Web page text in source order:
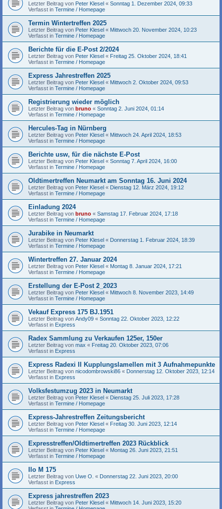
Letzter Beitrag von Peter Klesel « Sonntag 1. Dezember 2024, 09:33
Verfasst in Termine / Homepage
Termin Wintertreffen 2025
Letzter Beitrag von Peter Klesel « Mittwoch 20. November 2024, 10:23
Verfasst in Termine / Homepage
Berichte für die E-Post 2/2024
Letzter Beitrag von Peter Klesel « Freitag 25. Oktober 2024, 18:41
Verfasst in Termine / Homepage
Express Jahrestreffen 2025
Letzter Beitrag von Peter Klesel « Mittwoch 2. Oktober 2024, 09:53
Verfasst in Termine / Homepage
Registrierung wieder möglich
Letzter Beitrag von bruno « Sonntag 2. Juni 2024, 01:14
Verfasst in Termine / Homepage
Hercules-Tag in Nürnberg
Letzter Beitrag von Peter Klesel « Mittwoch 24. April 2024, 18:53
Verfasst in Termine / Homepage
Berichte usw, für die nächste E-Post
Letzter Beitrag von Peter Klesel « Sonntag 7. April 2024, 16:00
Verfasst in Termine / Homepage
Oldtimertreffen Neumarkt am Sonntag 16. Juni 2024
Letzter Beitrag von Peter Klesel « Dienstag 12. März 2024, 19:12
Verfasst in Termine / Homepage
Einladung 2024
Letzter Beitrag von bruno « Samstag 17. Februar 2024, 17:18
Verfasst in Termine / Homepage
Jurabike in Neumarkt
Letzter Beitrag von Peter Klesel « Donnerstag 1. Februar 2024, 18:39
Verfasst in Termine / Homepage
Wintertreffen 27. Januar 2024
Letzter Beitrag von Peter Klesel « Montag 8. Januar 2024, 17:21
Verfasst in Termine / Homepage
Erstellung der E-Post 2_2023
Letzter Beitrag von Peter Klesel « Mittwoch 8. November 2023, 14:49
Verfasst in Termine / Homepage
Vekauf Express 175 BJ.1951
Letzter Beitrag von Andy09 « Sonntag 22. Oktober 2023, 12:22
Verfasst in Express
Radex Sammlung zu Verkaufen 125er, 150er
Letzter Beitrag von max « Freitag 20. Oktober 2023, 07:06
Verfasst in Express
Express Radexi II Kupplungslamellen mit 3 Aufnahmepunkte
Letzter Beitrag von nicodombrowski86 « Donnerstag 12. Oktober 2023, 12:14
Verfasst in Express
Volksfestumzug 2023 in Neumarkt
Letzter Beitrag von Peter Klesel « Dienstag 25. Juli 2023, 17:28
Verfasst in Termine / Homepage
Express-Jahrestreffen Zeitungsbericht
Letzter Beitrag von Peter Klesel « Freitag 30. Juni 2023, 12:14
Verfasst in Termine / Homepage
Expresstreffen/Oldtimertreffen 2023 Rückblick
Letzter Beitrag von Peter Klesel « Montag 26. Juni 2023, 21:51
Verfasst in Termine / Homepage
Ilo M 175
Letzter Beitrag von Uwe O. « Donnerstag 22. Juni 2023, 20:00
Verfasst in Express
Express jahrestreffen 2023
Letzter Beitrag von Peter Klesel « Mittwoch 14. Juni 2023, 15:20